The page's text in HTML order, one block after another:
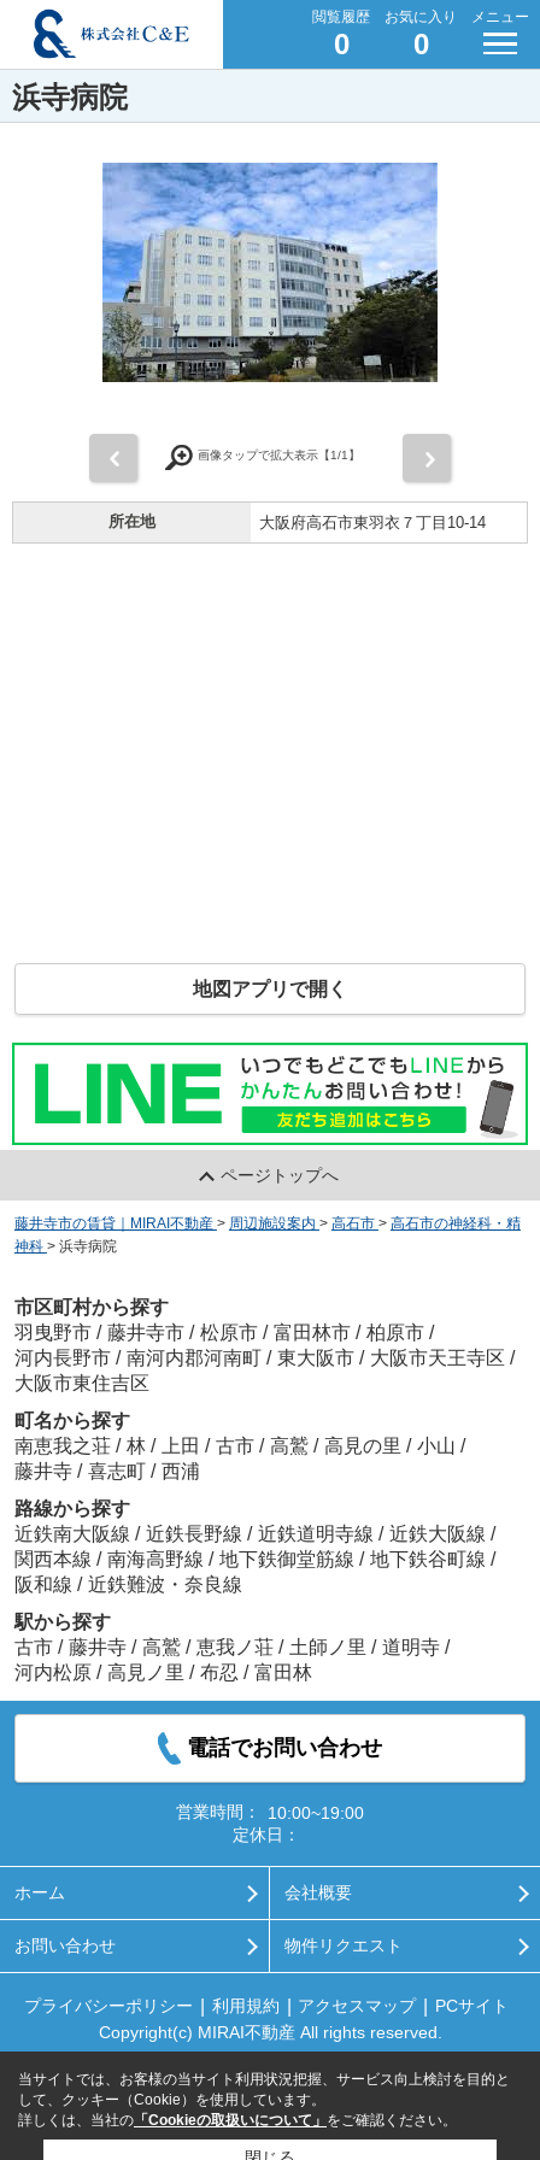
閲覧履歴
0
お気に入り
0
メニュー
浜寺病院
画像タップで拡大表示【1/1】
所在地 大阪府高石市東羽衣７丁目10-14
地図アプリで開く
ページトップへ
藤井寺市の賃貸｜MIRAI不動産 > 周辺施設案内 > 高石市 > 高石市の神経科・精
神科 > 浜寺病院
市区町村から探す
羽曳野市 / 藤井寺市 / 松原市 / 富田林市 / 柏原市 /
河内長野市 / 南河内郡河南町 / 東大阪市 / 大阪市天王寺区 /
大阪市東住吉区
町名から探す
南恵我之荘 / 林 / 上田 / 古市 / 高鷲 / 高見の里 / 小山 /
藤井寺 / 喜志町 / 西浦
路線から探す
近鉄南大阪線 / 近鉄長野線 / 近鉄道明寺線 / 近鉄大阪線 /
関西本線 / 南海高野線 / 地下鉄御堂筋線 / 地下鉄谷町線 /
阪和線 / 近鉄難波・奈良線
駅から探す
古市 / 藤井寺 / 高鷲 / 恵我ノ荘 / 土師ノ里 / 道明寺 /
河内松原 / 高見ノ里 / 布忍 / 富田林
電話でお問い合わせ
営業時間：
10:00~19:00
定休日：
ホーム 会社概要
お問い合わせ 物件リクエスト
プライバシーポリシー 利用規約 アクセスマップ
PCサイト
Copyright(c) MIRAI不動産 All rights reserved.
当サイトでは、お客様の当サイト利用状況把握、サービス向上検討を目的と
して、クッキー（Cookie）を使用しています。
詳しくは、当社の 「Cookieの取扱いについて」 をご確認ください。